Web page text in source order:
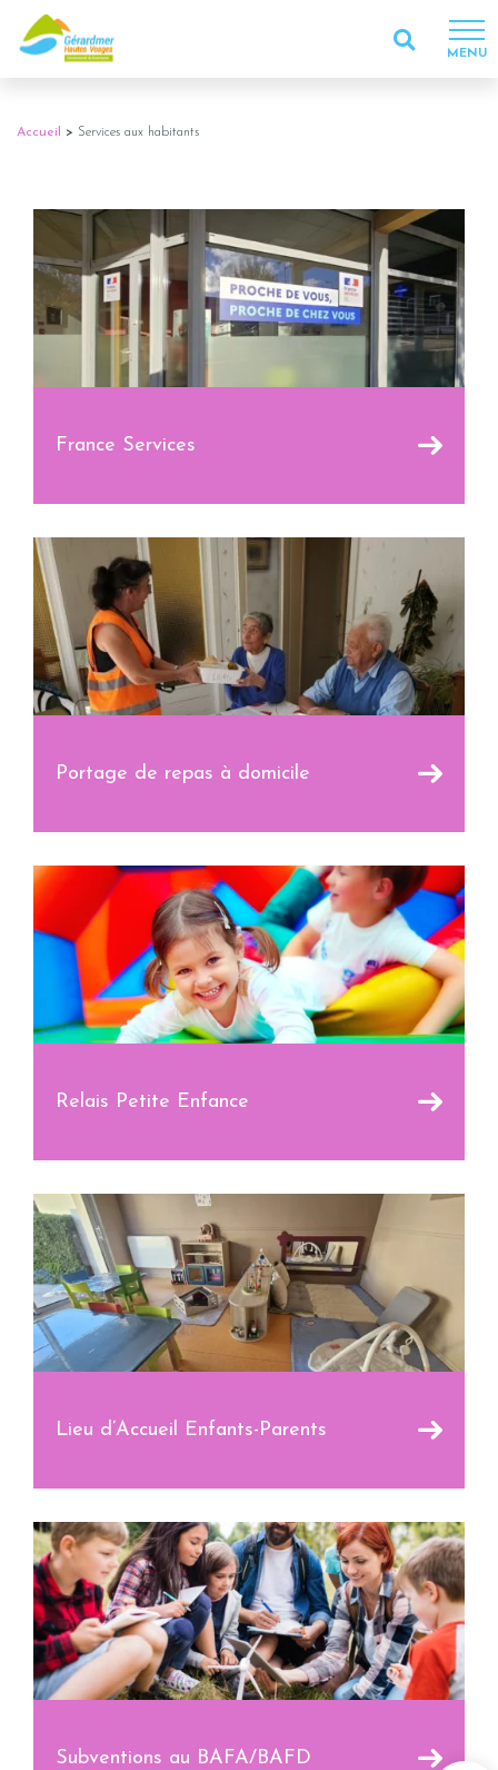
MENU
Accueil > Services aux habitants
France Services
Portage de repas à domicile
Relais Petite Enfance
Lieu d’Accueil Enfants-Parents
Subventions au BAFA/BAFD